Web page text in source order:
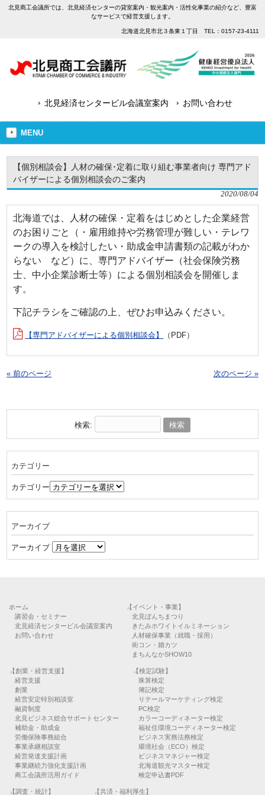
北見商工会議所では、北見経済センターの貸室案内・観光案内・活性化事業の紹介など、豊富
なサービスで経営支援します。
北海道北見市北３条東１丁目 TEL：0157-23-4111
北見経済センタービル会議室案内 お問い合わせ
MENU
【個別相談会】人材の確保･定着に取り組む事業者向け 専門アド
バイザーによる個別相談会のご案内
2020/08/04
北海道では、人材の確保・定着をはじめとした企業経営
のお困りごと（・雇用維持や労務管理が難しい・テレワ
ークの導入を検討したい・助成金申請書類の記載がわか
らない など）に、専門アドバイザー（社会保険労務
士、中小企業診断士等）による個別相談会を開催しま
す。
下記チラシをご確認の上、ぜひお申込みください。
【専門アドバイザーによる個別相談会】 （PDF）
« 前のページ 次のページ »
検索:
カテゴリー
カテゴリー
アーカイブ
アーカイブ
ホーム
講習会・セミナー
北見経済センタービル会議室案内
お問い合わせ
【イベント・事業】
北見ぼんちまつり
きたみホワイトイルミネーション
人材確保事業（就職・採用）
街コン・婚カツ
まちんなかSHOW10
【創業・経営支援】
経営支援
創業
経営安定特別相談室
融資制度
北見ビジネス総合サポートセンター
補助金・助成金
労働保険事務組合
事業承継相談室
経営発達支援計画
事業継続力強化支援計画
商工会議所活用ガイド
【検定試験】
珠算検定
簿記検定
リテールマーケティング検定
PC検定
カラーコーディネーター検定
福祉住環境コーディネーター検定
ビジネス実務法務検定
環境社会（ECO）検定
ビジネスマネジャー検定
北海道観光マスター検定
検定申込書PDF
【調査・統計】 【共済・福利厚生】